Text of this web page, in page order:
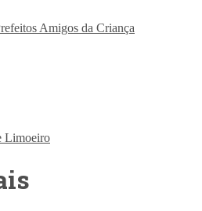
Amigos da Criança
Limoeiro